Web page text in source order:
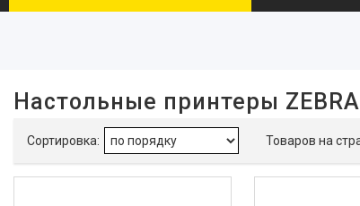
Принтеры этикеток,
штрихкодов, чеков
Настольные принтеры ZEBRA